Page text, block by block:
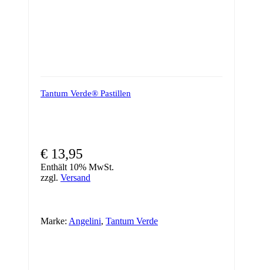
Tantum Verde® Pastillen
€ 13,95
Enthält 10% MwSt.
zzgl. Versand
Marke: Angelini, Tantum Verde